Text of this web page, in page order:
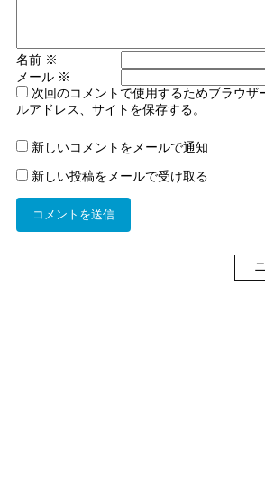
名前 ※
メール ※
次回のコメントで使用するためブラウザ
ルアドレス、サイトを保存する。
新しいコメントをメールで通知
新しい投稿をメールで受け取る